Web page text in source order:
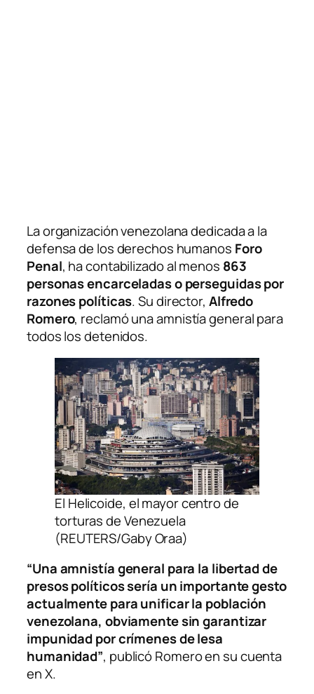
La organización venezolana dedicada a la
defensa de los derechos humanos Foro
Penal, ha contabilizado al menos 863
personas encarceladas o perseguidas por
razones políticas. Su director, Alfredo
Romero, reclamó una amnistía general para
todos los detenidos.
El Helicoide, el mayor centro de
torturas de Venezuela
(REUTERS/Gaby Oraa)
“Una amnistía general para la libertad de
presos políticos sería un importante gesto
actualmente para unificar la población
venezolana, obviamente sin garantizar
impunidad por crímenes de lesa
humanidad”, publicó Romero en su cuenta
en X.